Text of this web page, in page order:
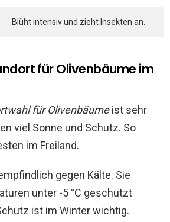
Blüht intensiv und zieht Insekten an.
für Olivenbäume im
für Olivenbäumeist sehr
viel Sonne und Schutz. So
im Freiland.
gegen Kälte. Sie
unter -5 °C geschützt
ist im Winter wichtig.